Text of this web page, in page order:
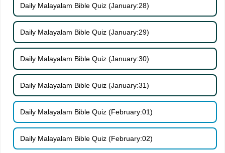
Daily Malayalam Bible Quiz (January:28)
Daily Malayalam Bible Quiz (January:29)
Daily Malayalam Bible Quiz (January:30)
Daily Malayalam Bible Quiz (January:31)
Daily Malayalam Bible Quiz (February:01)
Daily Malayalam Bible Quiz (February:02)